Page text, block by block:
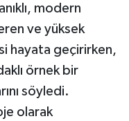
modern
ve yüksek
hayata geçirirken,
örnek bir
söyledi.
olarak